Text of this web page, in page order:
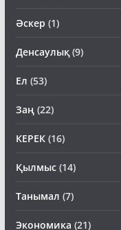
Әскер (1)
Денсаулық(9)
Ел (53)
Заң(22)
КЕРЕК(16)
Қылмыс(14)
Танымал (7)
Экономика (21)